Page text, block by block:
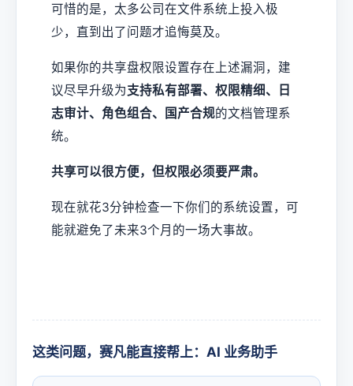
可惜的是，太多公司在文件系统上投入极
少，直到出了问题才追悔莫及。
如果你的共享盘权限设置存在上述漏洞，建
议尽早升级为支持私有部署、权限精细、日
志审计、角色组合、国产合规的文档管理系
统。
共享可以很方便，但权限必须要严肃。
现在就花3分钟检查一下你们的系统设置，可
能就避免了未来3个月的一场大事故。
这类问题，赛凡能直接帮上：AI 业务助手